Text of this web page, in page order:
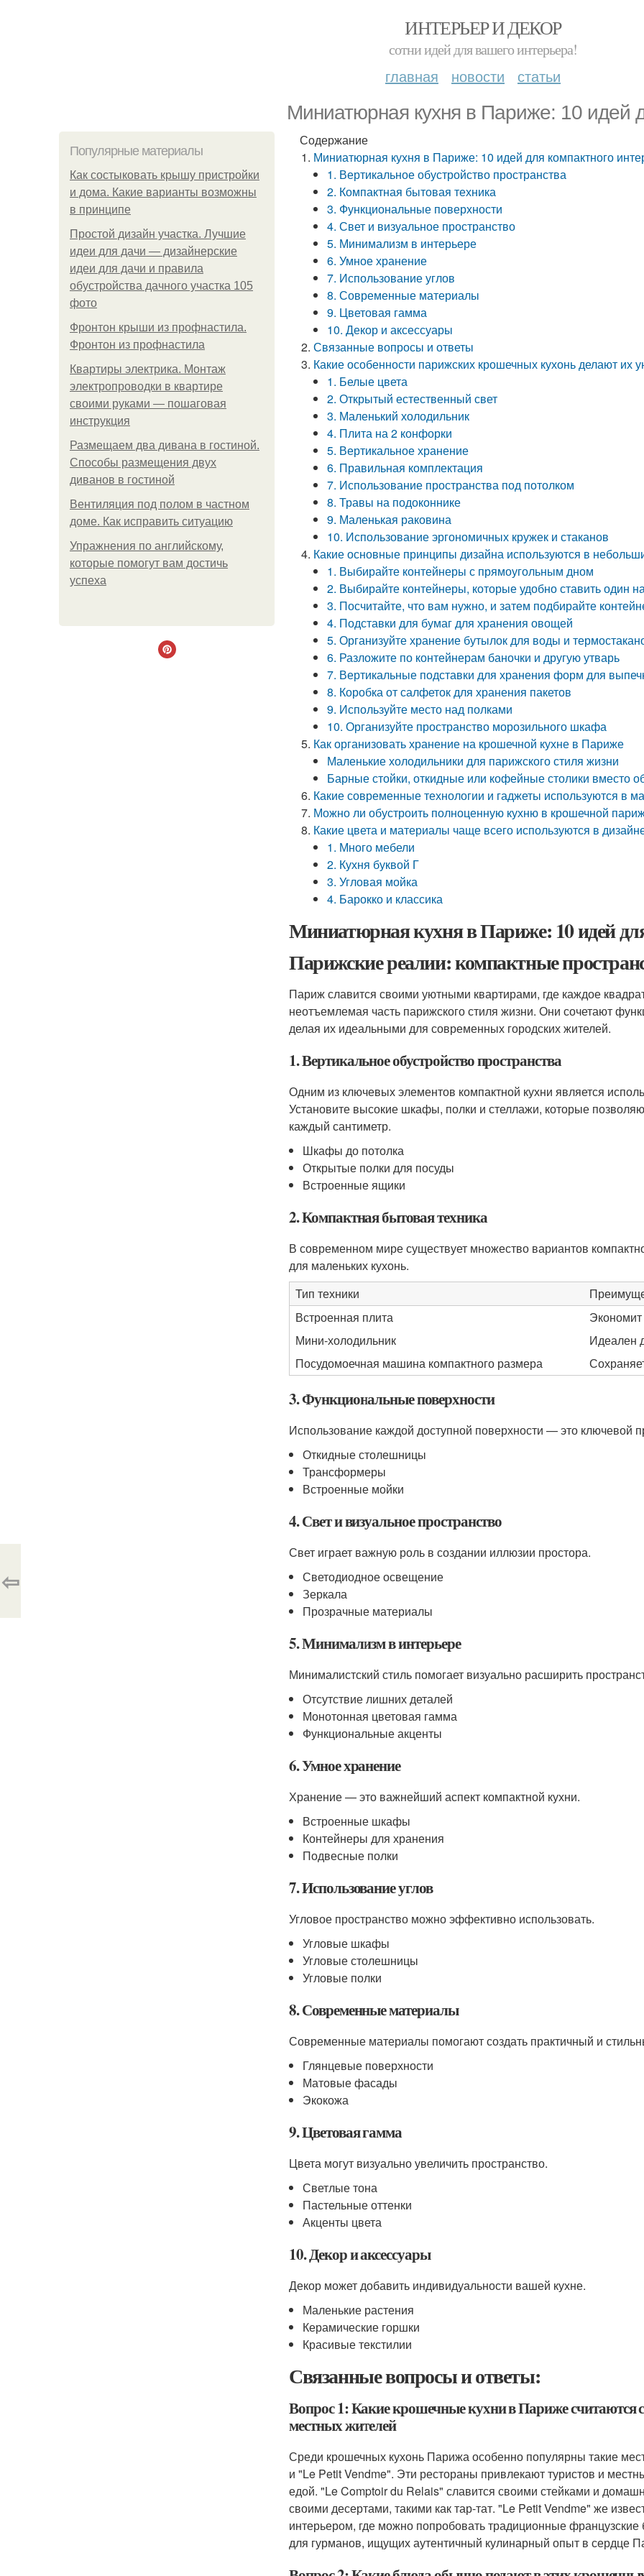
ИНТЕРЬЕР И ДЕКОР
сотни идей для вашего интерьера!
главная новости статьи
Миниатюрная кухня в Париже: 10 идей
Популярные материалы
Как состыковать крышу пристройки
и дома. Какие варианты возможны
в принципе
Простой дизайн участка. Лучшие
идеи для дачи — дизайнерские
идеи для дачи и правила
обустройства дачного участка 105
фото
Фронтон крыши из профнастила.
Фронтон из профнастила
Квартиры электрика. Монтаж
электропроводки в квартире
своими руками — пошаговая
инструкция
Размещаем два дивана в гостиной.
Способы размещения двух
диванов в гостиной
Вентиляция под полом в частном
доме. Как исправить ситуацию
Упражнения по английскому,
которые помогут вам достичь
успеха
Содержание
Миниатюрная кухня в Париже: 10 идей для компактного
1. Вертикальное обустройство пространства
2. Компактная бытовая техника
3. Функциональные поверхности
4. Свет и визуальное пространство
5. Минимализм в интерьере
6. Умное хранение
7. Использование углов
8. Современные материалы
9. Цветовая гамма
10. Декор и аксессуары
Связанные вопросы и ответы
Какие особенности парижских крошечных кухонь делают их
1. Белые цвета
2. Открытый естественный свет
3. Маленький холодильник
4. Плита на 2 конфорки
5. Вертикальное хранение
6. Правильная комплектация
7. Использование пространства под потолком
8. Травы на подоконнике
9. Маленькая раковина
10. Использование эргономичных кружек и стаканов
Какие основные принципы дизайна используются в
1. Выбирайте контейнеры с прямоугольным дном
2. Выбирайте контейнеры, которые удобно ставить один
3. Посчитайте, что вам нужно, и затем подбирайте
4. Подставки для бумаг для хранения овощей
5. Организуйте хранение бутылок для воды и
6. Разложите по контейнерам баночки и другую утварь
7. Вертикальные подставки для хранения форм для
8. Коробка от салфеток для хранения пакетов
9. Используйте место над полками
10. Организуйте пространство морозильного шкафа
Как организовать хранение на крошечной кухне в Париже
Маленькие холодильники для парижского стиля жизни
Барные стойки, откидные или кофейные столики вместо
Какие современные технологии и гаджеты используются в
Можно ли обустроить полноценную кухню в крошечной
Какие цвета и материалы чаще всего используются в
1. Много мебели
2. Кухня буквой Г
3. Угловая мойка
4. Барокко и классика
Миниатюрная кухня в Париже: 10 идей
Парижские реалии: компактные
Париж славится своими уютными квартирами, где каждое
неотъемлемая часть парижского стиля жизни. Они сочетают
делая их идеальными для современных городских жителей.
1. Вертикальное обустройство пространства
Одним из ключевых элементов компактной кухни является
Установите высокие шкафы, полки и стеллажи, которые
каждый сантиметр.
Шкафы до потолка
Открытые полки для посуды
Встроенные ящики
2. Компактная бытовая техника
В современном мире существует множество вариантов
для маленьких кухонь.
Тип техники
Встроенная плита
Экономит
Мини-холодильник
Идеален
Посудомоечная машина компактного размера
3. Функциональные поверхности
Использование каждой доступной поверхности — это ключевой
Откидные столешницы
Трансформеры
Встроенные мойки
4. Свет и визуальное пространство
Свет играет важную роль в создании иллюзии простора.
Светодиодное освещение
Зеркала
Прозрачные материалы
5. Минимализм в интерьере
Минималистский стиль помогает визуально расширить
Отсутствие лишних деталей
Монотонная цветовая гамма
Функциональные акценты
6. Умное хранение
Хранение — это важнейший аспект компактной кухни.
Встроенные шкафы
Контейнеры для хранения
Подвесные полки
7. Использование углов
Угловое пространство можно эффективно использовать.
Угловые шкафы
Угловые столешницы
Угловые полки
8. Современные материалы
Современные материалы помогают создать практичный и
Глянцевые поверхности
Матовые фасады
Экокожа
9. Цветовая гамма
Цвета могут визуально увеличить пространство.
Светлые тона
Пастельные оттенки
Акценты цвета
10. Декор и аксессуары
Декор может добавить индивидуальности вашей кухне.
Маленькие растения
Керамические горшки
Красивые текстилии
Связанные вопросы и ответы:
Вопрос 1: Какие крошечные кухни в Париже считаются
местных жителей
Среди крошечных кухонь Парижа особенно популярны такие
и "Le Petit Vendme". Эти рестораны привлекают туристов и
едой. "Le Comptoir du Relais" славится своими стейками и
своими десертами, такими как тар-тат. "Le Petit Vendme" же
интерьером, где можно попробовать традиционные
для гурманов, ищущих аутентичный кулинарный опыт в сердце
⇦